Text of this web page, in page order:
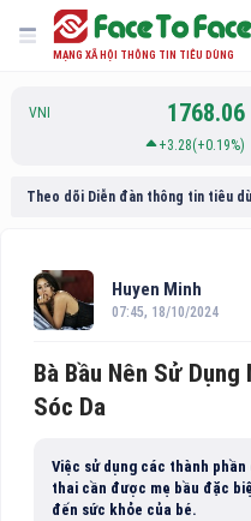
MẠNG XÃ HỘI THÔNG TIN TIÊU DÙNG
VNI 1768.06
+3.28(+0.19%)
Theo dõi Diễn đàn thông tin tiêu
Huyen Minh
07:45, 18/10/2024
Bà Bầu Nên Sử
Sóc Da
Việc sử dụng các thành
thai cần được mẹ bầu đặc
đến sức khỏe của bé.